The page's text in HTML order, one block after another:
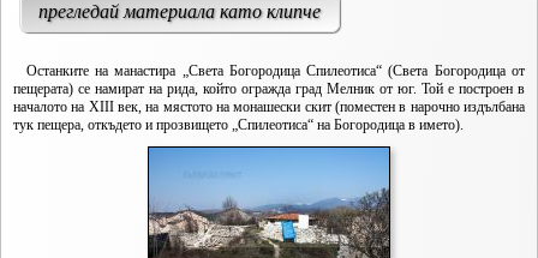
прегледай материала като клипче
Останките на манастира „Света Богородица Спилеотиса“ (Света Богородица от
пещерата) се намират на рида, който огражда град Мелник от юг. Той е построен в
началото на XIII век, на мястото на монашески скит (поместен в нарочно издълбана
тук пещера, откъдето и прозвището „Спилеотиса“ на Богородица в името).